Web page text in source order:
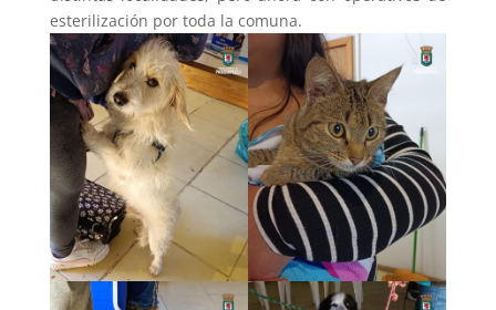
esterilización por toda la comuna.